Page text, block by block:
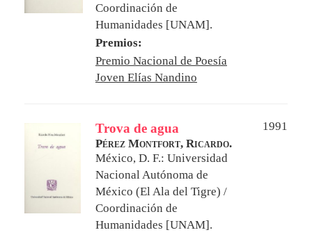
Coordinación de
Humanidades [UNAM].
Premios:
Premio Nacional de Poesía
Joven Elías Nandino
Trova de agua
1991
Pérez Montfort, Ricardo.
México, D. F.: Universidad
Nacional Autónoma de
México (El Ala del Tigre) /
Coordinación de
Humanidades [UNAM].